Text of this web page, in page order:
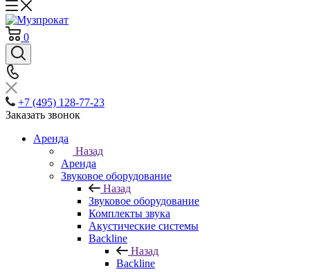
0
+7 (495) 128-77-23
Заказать звонок
Аренда
Назад
Аренда
Звуковое оборудование
Назад
Звуковое оборудование
Комплекты звука
Акустические системы
Backline
Назад
Backline